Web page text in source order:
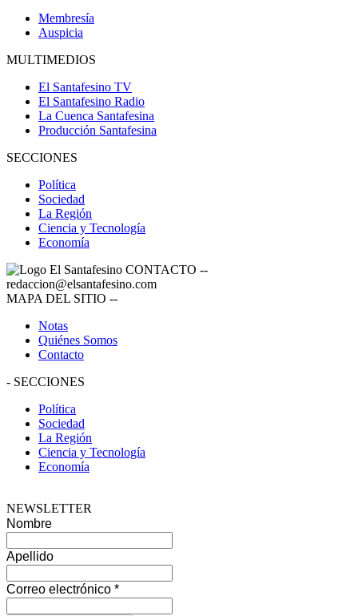
Membresía
Auspicia
MULTIMEDIOS
El Santafesino TV
El Santafesino Radio
La Cuenca Santafesina
Producción Santafesina
SECCIONES
Política
Sociedad
La Región
Ciencia y Tecnología
Economía
CONTACTO --
redaccion@elsantafesino.com
MAPA DEL SITIO --
Notas
Quiénes Somos
Contacto
- SECCIONES
Política
Sociedad
La Región
Ciencia y Tecnología
Economía
NEWSLETTER
Nombre
Apellido
Correo electrónico *